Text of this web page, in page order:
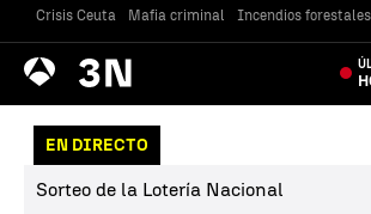
Crisis Ceuta Mafia criminal Incendios forestales
Antena
3 Noticias
EN DIRECTO
Sorteo de la Lotería Nacional